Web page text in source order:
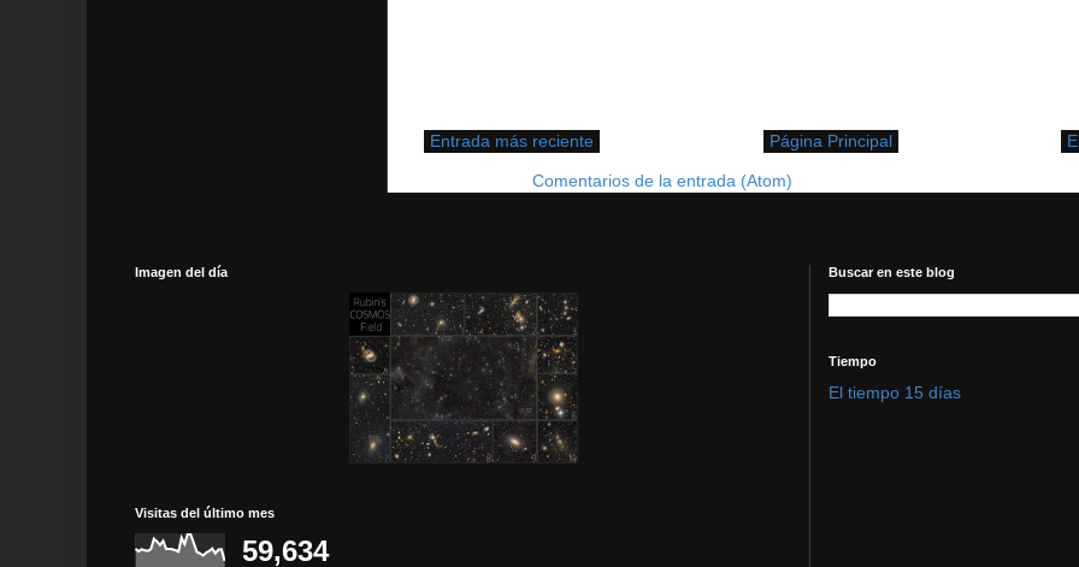
Entrada más reciente Página Principal
Comentarios de la entrada (Atom)
Imagen del día
Visitas del último mes
59,634
Buscar en este blog
Tiempo
El tiempo 15 días